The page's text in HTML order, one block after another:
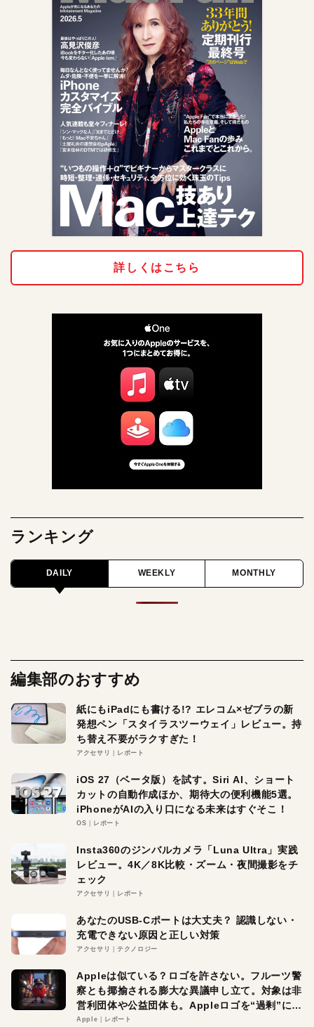
詳しくはこちら
ランキング
DAILY WEEKLY MONTHLY
編集部のおすすめ
紙にもiPadにも書ける!? エレコム×ゼブラの新
発想ペン「スタイラスツーウェイ」レビュー。持
ち替え不要がラクすぎた！
アクセサリ レポート
iOS 27（ベータ版）を試す。Siri AI、ショート
カットの自動作成ほか、期待大の便利機能5選。
iPhoneがAIの入り口になる未来はすぐそこ！
OS レポート
Insta360のジンバルカメラ「Luna Ultra」実践
レビュー。4K／8K比較・ズーム・夜間撮影をチ
ェック
アクセサリ レポート
あなたのUSB-Cポートは大丈夫？ 認識しない・
充電できない原因と正しい対策
アクセサリ テクノロジー
Appleは似ている？ロゴを許さない。フルーツ警
察とも揶揄される膨大な異議申し立て。対象は非
営利団体や公益団体も。Appleロゴを“過剰”に守
る理由とは
Apple レポート